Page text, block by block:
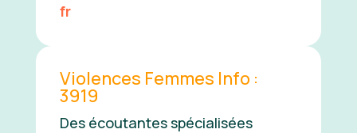
fr
Violences Femmes Info :
3919
Des écoutantes spécialisées